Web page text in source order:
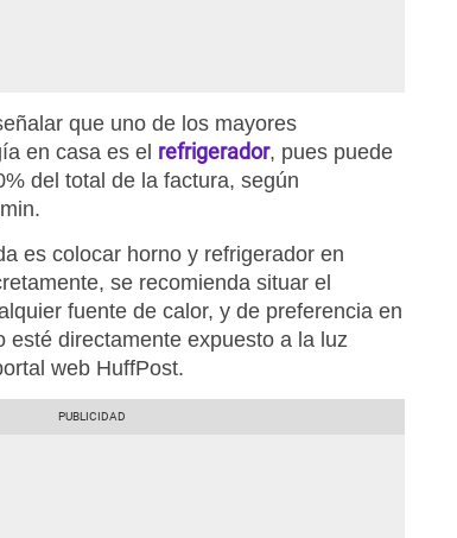
que uno de los mayores
en casa es el refrigerador, pues puede
del total de la factura, según
es colocar horno y refrigerador en
se recomienda situar el
fuente de calor, y de preferencia en
esté directamente expuesto a la luz
web HuffPost.